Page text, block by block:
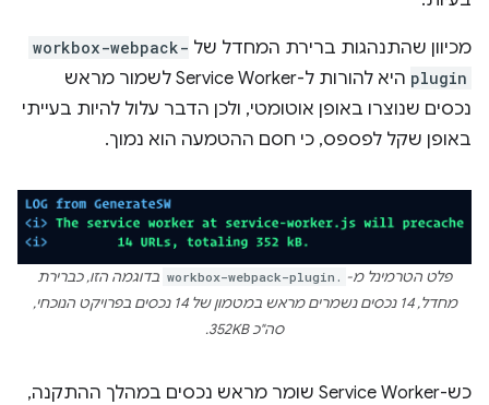
מכיוון שהתנהגות ברירת המחדל של workbox-webpack-
plugin
היא להורות ל-Service Worker לשמור מראש
נכסים שנוצרו באופן אוטומטי, ולכן הדבר עלול להיות בעייתי
באופן שקל לפספס, כי חסם ההטמעה הוא נמוך.
פלט הטרמינל מ- workbox-webpack-plugin. בדוגמה הזו, כברירת
מחדל, 14 נכסים נשמרים מראש במטמון של 14 נכסים בפרויקט הנוכחי,
סה"כ 352KB.
כש-Service Worker שומר מראש נכסים במהלך ההתקנה,